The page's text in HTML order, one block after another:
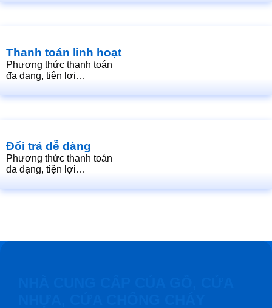
Thanh toán linh hoạt
Phương thức thanh toán
đa dạng, tiện lợi…
Đổi trả dễ dàng
Phương thức thanh toán
đa dạng, tiện lợi…